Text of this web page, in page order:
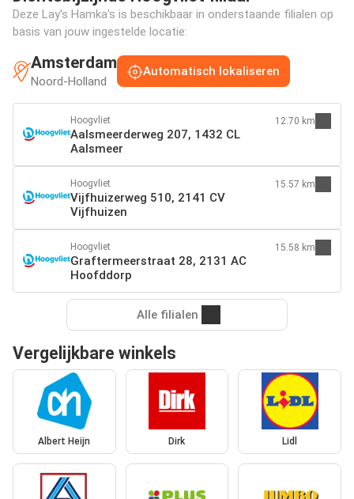
Deze Lay's Hamka's is beschikbaar in onderstaande filialen op
basis van jouw ingestelde locatie:
Amsterdam
Noord-Holland
Automatisch lokaliseren
Hoogvliet
Aalsmeerderweg 207, 1432 CL
Aalsmeer
12.70 km
Hoogvliet
Vijfhuizerweg 510, 2141 CV
Vijfhuizen
15.57 km
Hoogvliet
Graftermeerstraat 28, 2131 AC
Hoofddorp
15.58 km
Alle filialen
Vergelijkbare winkels
Albert Heijn Dirk Lidl